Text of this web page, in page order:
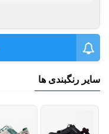
سایر رنگبندی ها